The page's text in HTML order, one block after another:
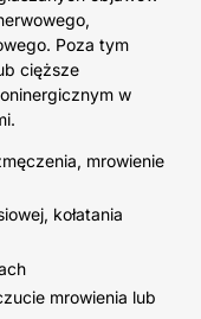
Poza tym
cięższe
w
mrowienie
kołatania
mrowienia lub